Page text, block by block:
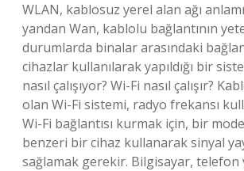
WLAN, kablosuz yerel alan ağı
yandan Wan, kablolu bağlantının
durumlarda binalar arasındaki
cihazlar kullanılarak yapıldığı bir
nasıl çalışıyor? Wi-Fi nasıl çalışır?
olan Wi-Fi sistemi, radyo frekansı
Wi-Fi bağlantısı kurmak için, bir
benzeri bir cihaz kullanarak sinyal
sağlamak gerekir. Bilgisayar, telefon